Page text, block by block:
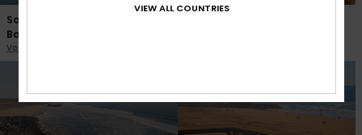
Saint Jean de Luz Sainte
Barbe
Voir la webcam
VIEW ALL COUNTRIES